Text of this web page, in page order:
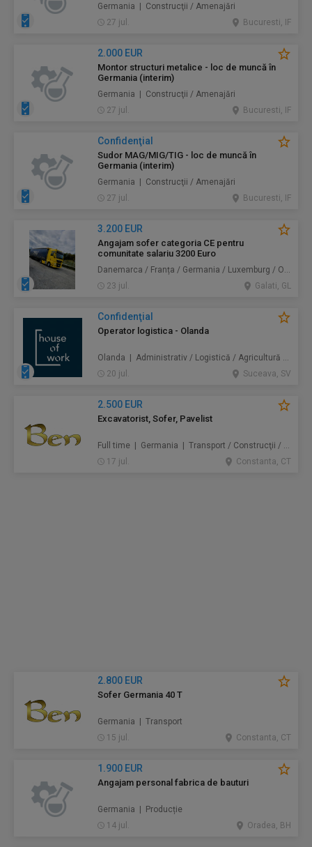
Germania | Construcţii / Amenajări
27 jul.
Bucuresti, IF
2.000 EUR
Montor structuri metalice - loc de muncă în
Germania (interim)
Germania | Construcţii / Amenajări
27 jul.
Bucuresti, IF
Confidenţial
Sudor MAG/MIG/TIG - loc de muncă în
Germania (interim)
Germania | Construcţii / Amenajări
27 jul.
Bucuresti, IF
3.200 EUR
Angajam sofer categoria CE pentru
comunitate salariu 3200 Euro
Danemarca / Franța / Germania / Luxemburg / Olanda | Transport
23 jul.
Galati, GL
Confidenţial
Operator logistica - Olanda
Olanda | Administrativ / Logistică / Agricultură / Silvicultură / Prestări servicii / Producție /
20 jul.
Suceava, SV
2.500 EUR
Excavatorist, Sofer, Pavelist
Full time | Germania | Transport / Construcţii / Amenajări
17 jul.
Constanta, CT
2.800 EUR
Sofer Germania 40 T
Germania | Transport
15 jul.
Constanta, CT
1.900 EUR
Angajam personal fabrica de bauturi
Germania | Producție
14 jul.
Oradea, BH